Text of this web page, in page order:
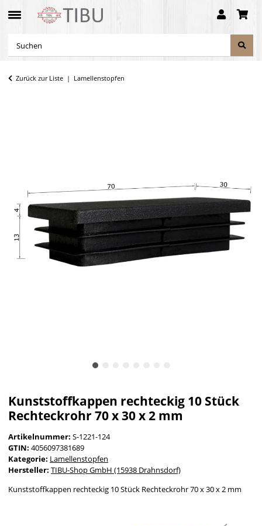
Zurück zur Liste Lamellenstopfen
Kunststoffkappen rechteckig 10 Stück
Rechteckrohr 70 x 30 x 2 mm
Artikelnummer: S-1221-124
GTIN: 4056097381689
Kategorie: Lamellenstopfen
Hersteller: TIBU-Shop GmbH (15938 Drahnsdorf)
Kunststoffkappen rechteckig 10 Stück Rechteckrohr 70 x 30 x 2 mm